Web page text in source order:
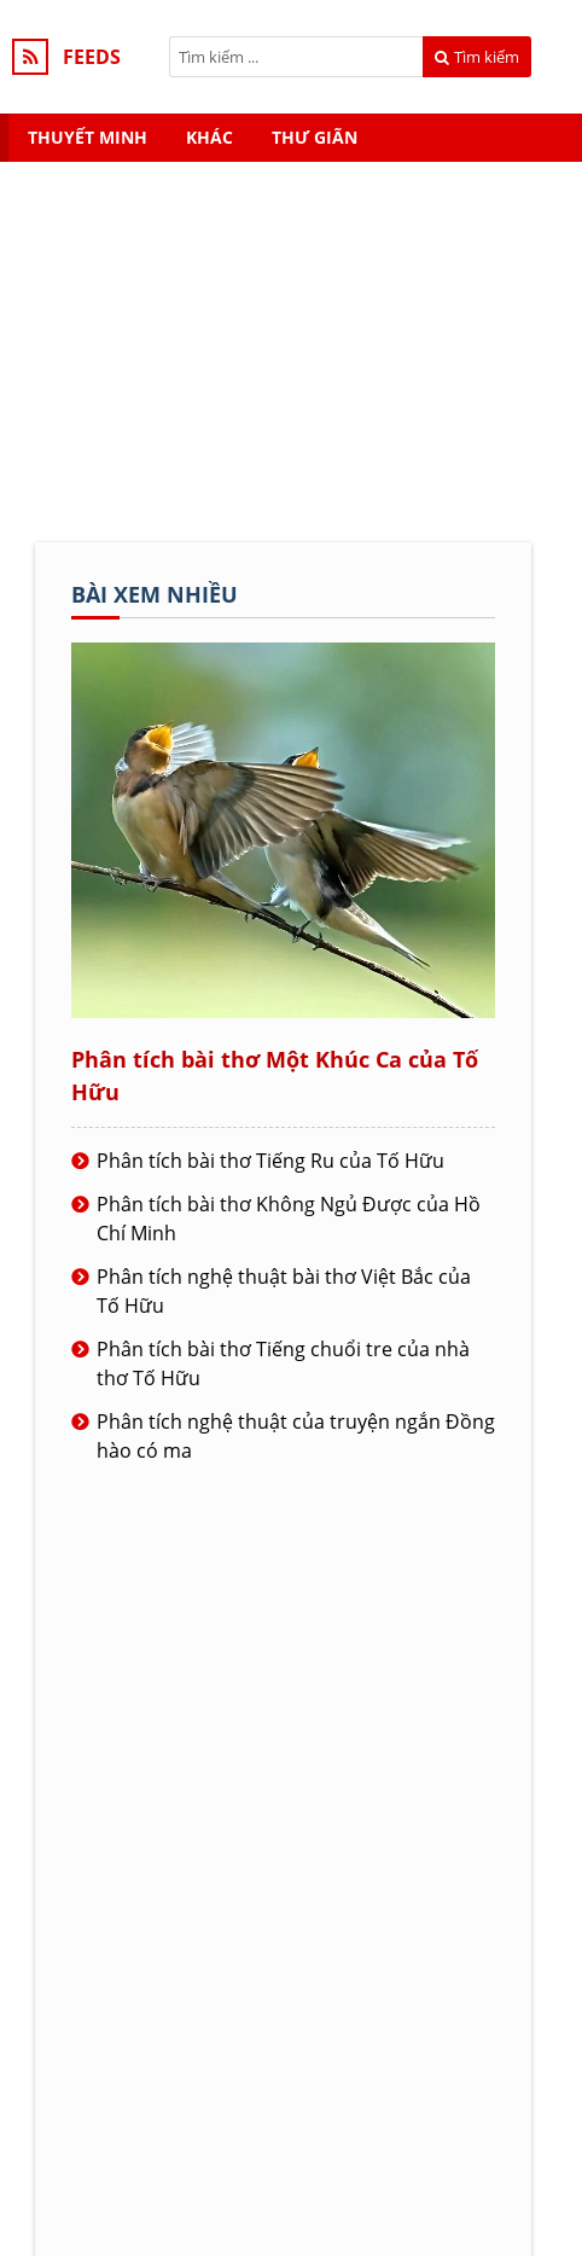
FEEDS Tìm kiếm
THUYẾT MINH KHÁC THƯ GIÃN
BÀI XEM NHIỀU
Phân tích bài thơ Một Khúc Ca của Tố
Hữu
Phân tích bài thơ Tiếng Ru của Tố Hữu
Phân tích bài thơ Không Ngủ Được của Hồ
Chí Minh
Phân tích nghệ thuật bài thơ Việt Bắc của
Tố Hữu
Phân tích bài thơ Tiếng chuổi tre của nhà
thơ Tố Hữu
Phân tích nghệ thuật của truyện ngắn Đồng
hào có ma